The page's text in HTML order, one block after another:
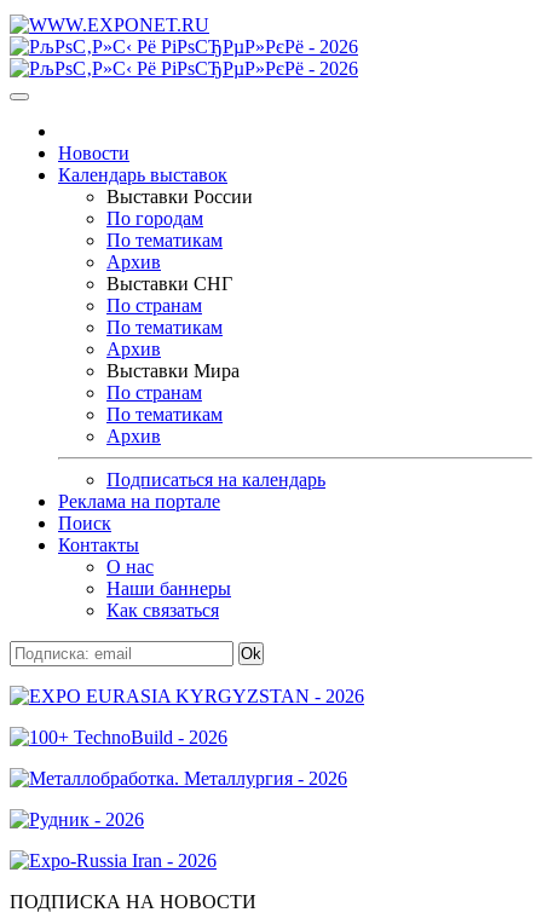
Новости
Календарь выставок
Выставки России
По городам
По тематикам
Архив
Выставки СНГ
По странам
По тематикам
Архив
Выставки Мира
По странам
По тематикам
Архив
Подписаться на календарь
Реклама на портале
Поиск
Контакты
О нас
Наши баннеры
Как связаться
ПОДПИСКА НА НОВОСТИ